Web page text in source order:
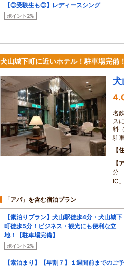
【◎受験生も◎】レディースシング
ポイント2%
犬山城下町に近いホテル！駐車場完
名
ス
料
駐
分
IC
「アパ」を含む宿泊プラン
【素泊りプラン】犬山駅徒歩4分・犬山城下
町徒歩5分！ビジネス・観光にも便利な立
地！【駐車場完備】
ポイント2%
【素泊まり】【早割７】１週間前までのご予